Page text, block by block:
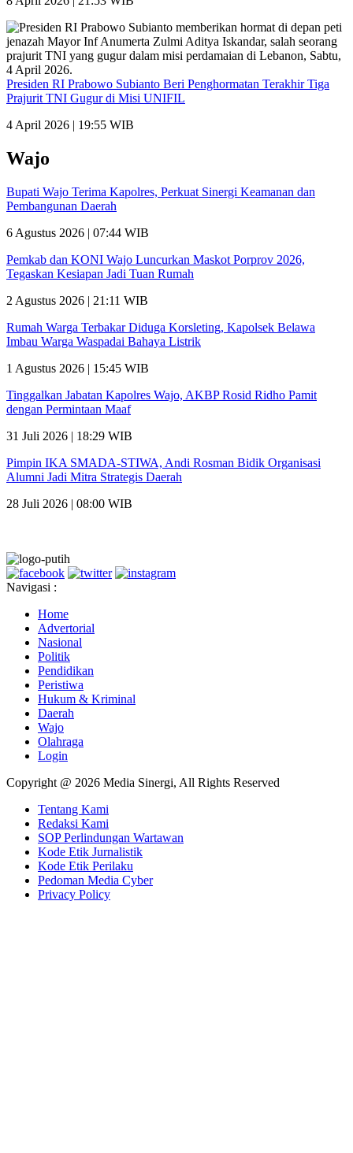
Presiden RI Prabowo Subianto Beri Penghormatan Terakhir Tiga
Prajurit TNI Gugur di Misi UNIFIL
4 April 2026 | 19:55 WIB
Wajo
Bupati Wajo Terima Kapolres, Perkuat Sinergi Keamanan dan
Pembangunan Daerah
6 Agustus 2026 | 07:44 WIB
Pemkab dan KONI Wajo Luncurkan Maskot Porprov 2026,
Tegaskan Kesiapan Jadi Tuan Rumah
2 Agustus 2026 | 21:11 WIB
Rumah Warga Terbakar Diduga Korsleting, Kapolsek Belawa
Imbau Warga Waspadai Bahaya Listrik
1 Agustus 2026 | 15:45 WIB
Tinggalkan Jabatan Kapolres Wajo, AKBP Rosid Ridho Pamit
dengan Permintaan Maaf
31 Juli 2026 | 18:29 WIB
Pimpin IKA SMADA-STIWA, Andi Rosman Bidik Organisasi
Alumni Jadi Mitra Strategis Daerah
28 Juli 2026 | 08:00 WIB
Navigasi :
Home
Advertorial
Nasional
Politik
Pendidikan
Peristiwa
Hukum & Kriminal
Daerah
Wajo
Olahraga
Login
Copyright @ 2026 Media Sinergi, All Rights Reserved
Tentang Kami
Redaksi Kami
SOP Perlindungan Wartawan
Kode Etik Jurnalistik
Kode Etik Perilaku
Pedoman Media Cyber
Privacy Policy